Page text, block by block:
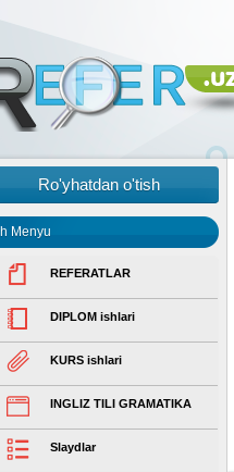
Ro'yhatdan o'tish
Menyu
REFERATLAR
DIPLOM ishlari
KURS ishlari
INGLIZ TILI GRAMATIKA
Slaydlar